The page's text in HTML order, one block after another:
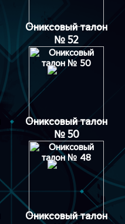
Ониксовый талон
№ 52
Ониксовый талон
№ 50
Ониксовый талон